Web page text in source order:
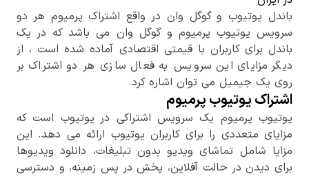
باندل یوتیوب و گوگل وان در واقع اشتراک پرمیوم هر دو
سرویس یوتیوب پرمیوم و گوگل وان می باشد که در یک
باندل برای کاربران با قیمتی اقتصادی آماده شده است ، از
دیگر مزایای این سرویس به فعال سازی هر دو اشتراک بر
روی یک جیمیل می توان اشاره کرد.
اشتراک یوتیوب پرمیوم
یوتیوب پرمیوم یک سرویس اشتراکی در یوتیوب است که
مزایای متعددی را برای کاربران یوتیوب ارائه می دهد. این
مزایا شامل تماشای ویدیو بدون تبلیغات، دانلود ویدیوها
برای دیدن در حالت آفلاین، پخش در پس زمینه، و دسترسی